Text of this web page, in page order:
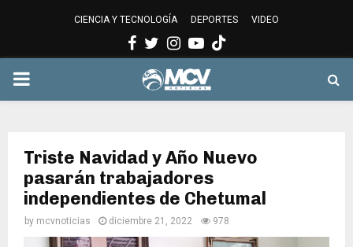
CIENCIA Y TECNOLOGÍA DEPORTES VIDEO
Facebook
Twitter
Instagram
Youtube
PRIMARY
Triste Navidad y Año Nuevo
pasarán trabajadores
independientes de Chetumal
by mcvnoticias diciembre 21, 2022 978